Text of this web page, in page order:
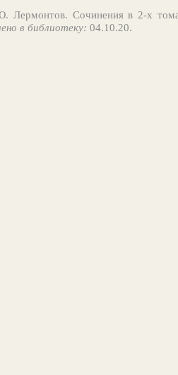
Лермонтов. Сочинения в 2-х
в библиотеку: 04.10.20.